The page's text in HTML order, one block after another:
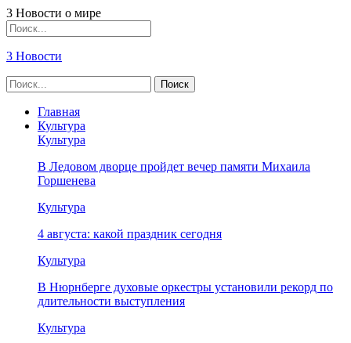
3 Новости о мире
3 Новости
Главная
Культура
Культура
В Ледовом дворце пройдет вечер памяти Михаила
Горшенева
Культура
4 августа: какой праздник сегодня
Культура
В Нюрнберге духовые оркестры установили рекорд по
длительности выступления
Культура